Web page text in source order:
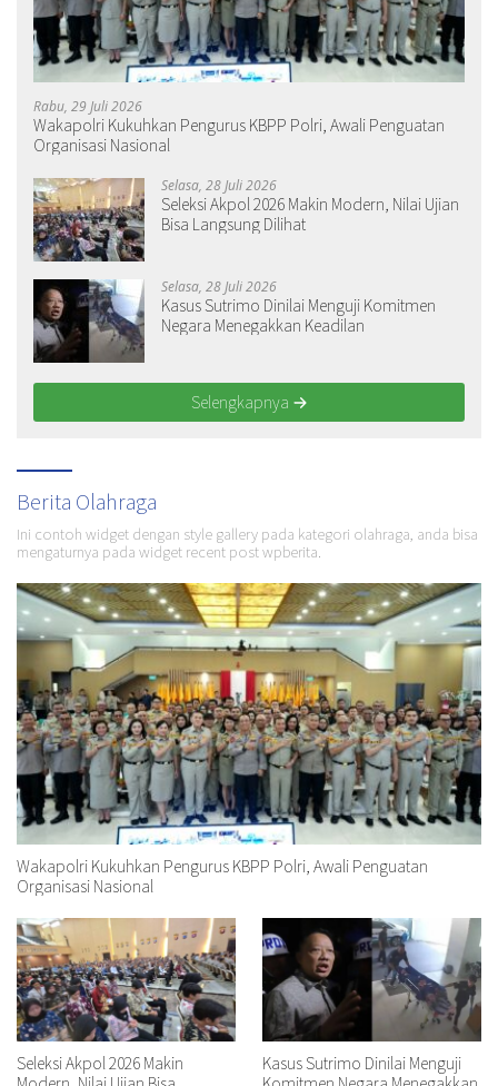
Rabu, 29 Juli 2026
Wakapolri Kukuhkan Pengurus KBPP Polri, Awali Penguatan
Organisasi Nasional
Selasa, 28 Juli 2026
Seleksi Akpol 2026 Makin Modern, Nilai Ujian
Bisa Langsung Dilihat
Selasa, 28 Juli 2026
Kasus Sutrimo Dinilai Menguji Komitmen
Negara Menegakkan Keadilan
Selengkapnya
Berita Olahraga
Ini contoh widget dengan style gallery pada kategori olahraga, anda bisa
mengaturnya pada widget recent post wpberita.
Wakapolri Kukuhkan Pengurus KBPP Polri, Awali Penguatan
Organisasi Nasional
Seleksi Akpol 2026 Makin
Kasus Sutrimo Dinilai Menguji